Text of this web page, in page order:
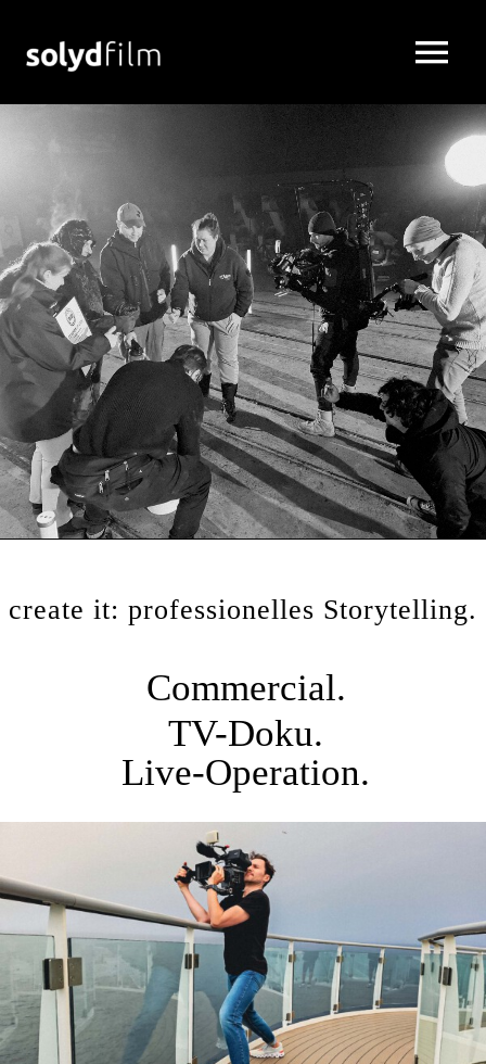
create it: professionelles Storytelling.
Commercial.
TV-Doku.
Live-Operation.